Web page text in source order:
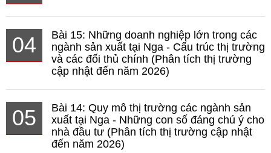
04
Bài 15: Những doanh nghiệp lớn trong các
ngành sản xuất tại Nga - Cấu trúc thị trường
và các đối thủ chính (Phân tích thị trường
cập nhật đến năm 2026)
05
Bài 14: Quy mô thị trường các ngành sản
xuất tại Nga - Những con số đáng chú ý cho
nhà đầu tư (Phân tích thị trường cập nhật
đến năm 2026)